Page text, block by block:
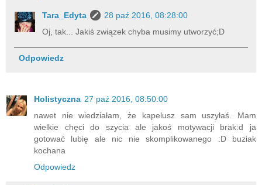
Tara_Edyta
28 paź 2016, 08:28:00
Oj, tak... Jakiś związek chyba musimy utworzyć;D
Odpowiedz
Holistyczna 27 paź 2016, 08:50:00
nawet nie wiedziałam, że kapelusz sam uszyłaś. Mam
wielkie chęci do szycia ale jakoś motywacji brak:d ja
gotować lubię ale nic nie skomplikowanego :D buziak
kochana
Odpowiedz